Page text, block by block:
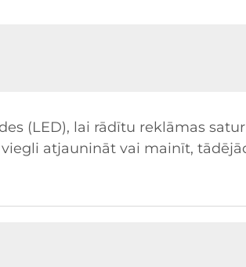
(LED), lai rādītu reklāmas
atjaunināt vai mainīt,